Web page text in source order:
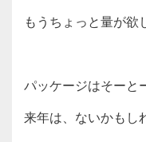
もうちょっと量が欲
パッケージはそーと
来年は、ないかもし